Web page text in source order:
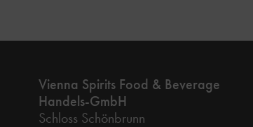
Vienna Spirits Food & Beverage
Handels-GmbH
Schloss Schönbrunn